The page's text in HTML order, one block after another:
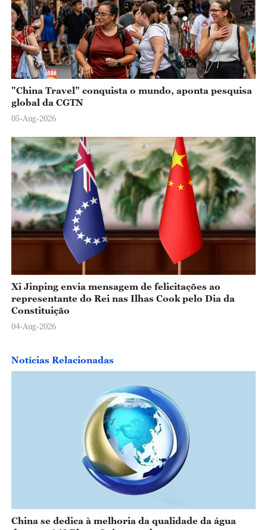
"China Travel" conquista o mundo, aponta pesquisa
global da CGTN
05-Aug-2026
Xi Jinping envia mensagem de felicitações ao
representante do Rei nas Ilhas Cook pelo Dia da
Constituição
04-Aug-2026
Notícias Relacionadas
China se dedica à melhoria da qualidade da água